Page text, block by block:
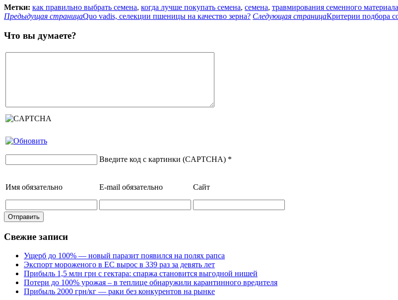
Метки: как правильно выбрать семена, когда лучше покупать семена, семена, травмирования семенного материала
Предыдущая страницаQuo vadis, селекции пшеницы на качество зерна? Следующая страницаКритерии подбора
Что вы думаете?
Введите код с картинки (CAPTCHA) *
Имя обязательно E-mail обязательно Сайт
Свежие записи
Ущерб до 100% — новый паразит появился на полях рапса
Экспорт мороженого в ЕС вырос в 339 раз за девять лет
Прибыль 1,5 млн грн с гектара: спаржа становится выгодной нишей
Потери до 100% урожая – в теплице обнаружили карантинного вредителя
Прибыль 2000 грн/кг — раки без конкурентов на рынке